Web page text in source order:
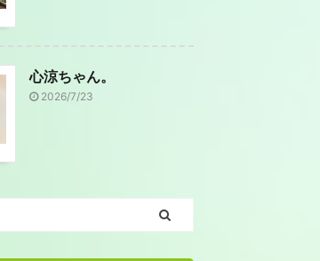
心涼ちゃん。
2026/7/23